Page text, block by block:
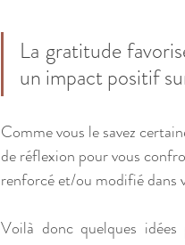
La gratitude
un impact positif
Comme vous le savez
de réflexion pour vous
renforcé et/ou modifié dans
Voilà donc quelques